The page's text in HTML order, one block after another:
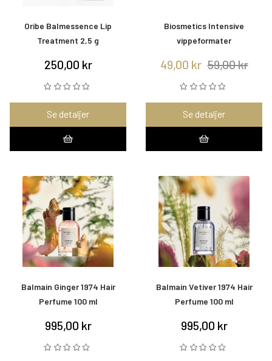
Oribe Balmessence Lip
Treatment 2,5 g
250,00 kr
Se detaljer
Biosmetics Intensive
vippeformater
49,00 kr 59,00 kr
Se detaljer
Balmain Ginger 1974 Hair
Perfume 100 ml
995,00 kr
Balmain Vetiver 1974 Hair
Perfume 100 ml
995,00 kr